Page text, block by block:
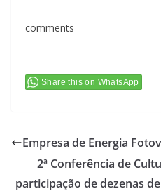
comments
Share this on WhatsApp
Empresa de Energia
2ª Conferência de
participação de dezenas